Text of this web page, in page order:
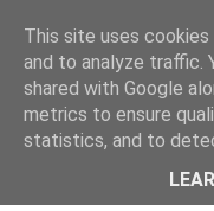
TRENDING
This site uses
and to analyze traffic.
shared with Google
metrics to ensure
statistics, and to